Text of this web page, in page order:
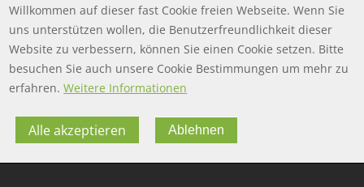
FOOTER MENU
FAQ
FOOTER-DATENSCHUTZ
Datenschutz
FOOTER-IMPRESSUM
Impressum
Willkommen auf dieser fast Cookie freien Webseite. Wenn Sie
uns unterstützen wollen, die Benutzerfreundlichkeit dieser
Website zu verbessern, können Sie einen Cookie setzen. Bitte
besuchen Sie auch unsere Cookie Bestimmungen um mehr zu
erfahren. Weitere Informationen
Alle akzeptieren Ablehnen